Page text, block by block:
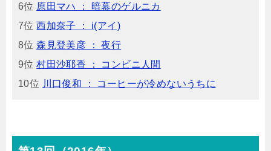
6位 原田マハ ： 暗幕のゲルニカ
7位西加奈子 ： i(アイ)
8位森見登美彦 ： 夜行
9位村田沙耶香 ： コンビニ人間
10位 川口俊和 ： コーヒーが冷めないうちに